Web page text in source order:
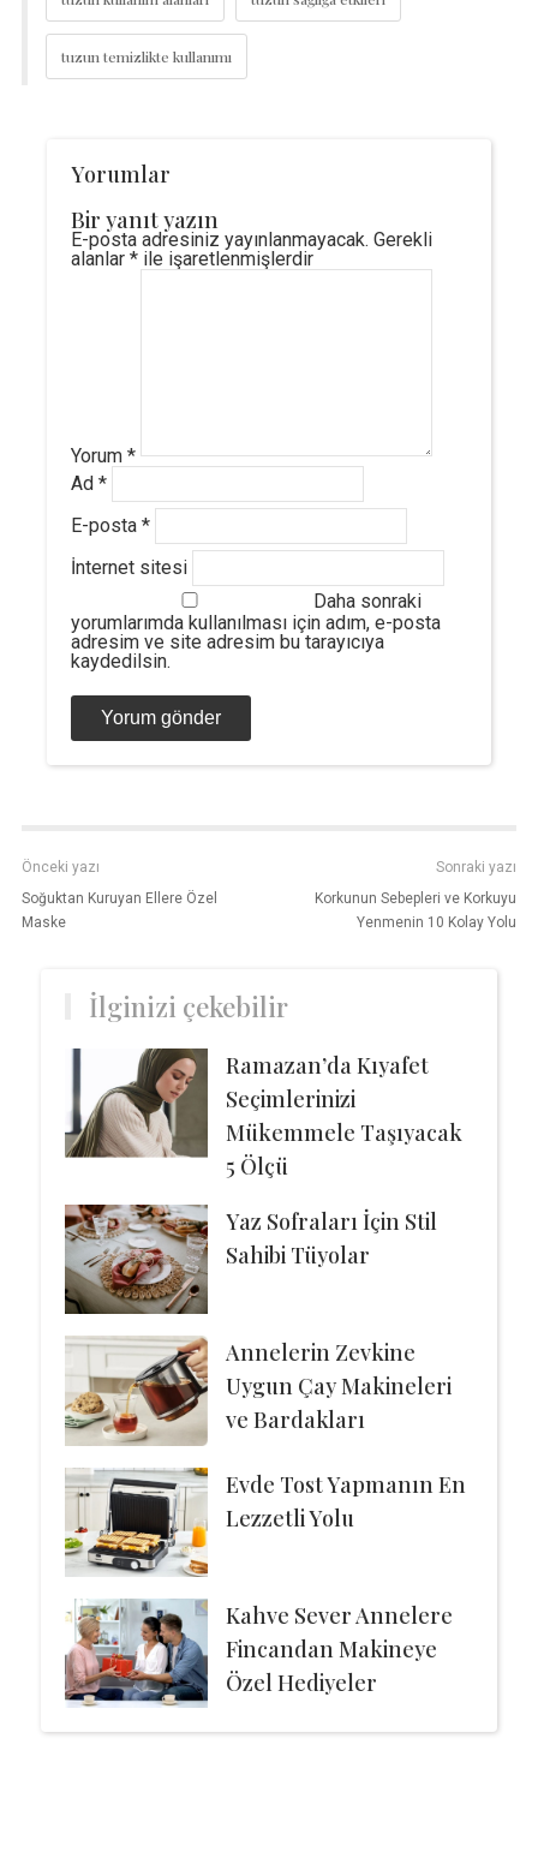
tuzun temizlikte kullanımı
Yorumlar
Bir yanıt yazın
E-posta adresiniz yayınlanmayacak. Gerekli
alanlar *ile işaretlenmişlerdir
Yorum *
Ad *
E-posta *
İnternet sitesi
Daha sonraki
yorumlarımda kullanılması için adım, e-posta
adresim ve site adresim bu tarayıcıya
kaydedilsin.
Önceki yazı
Soğuktan Kuruyan Ellere Özel
Maske
Sonraki yazı
Korkunun Sebepleri ve Korkuyu
Yenmenin 10 Kolay Yolu
İlginizi çekebilir
Ramazan’da Kıyafet
Seçimlerinizi
Mükemmele Taşıyacak
5 Ölçü
Yaz Sofraları İçin Stil
Sahibi Tüyolar
Annelerin Zevkine
Uygun Çay Makineleri
ve Bardakları
Evde Tost Yapmanın En
Lezzetli Yolu
Kahve Sever Annelere
Fincandan Makineye
Özel Hediyeler